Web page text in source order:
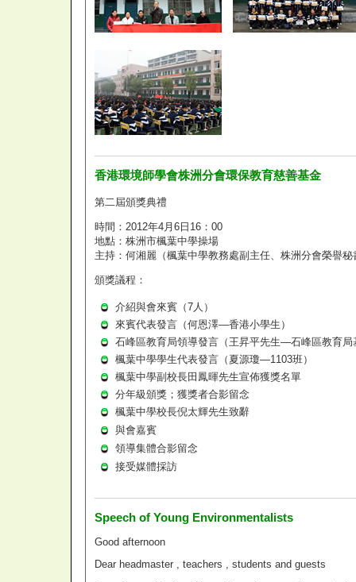
香港環境師學會株洲分會環保教育慈善基金
第二屆頒獎典禮
時間：2012年4月6日16：00
地點：株洲市楓葉中學操場
主持：何湘麗（楓葉中學教務處副主任、株洲分會榮譽秘
頒獎議程：
介紹與會來賓（7人）
來賓代表發言（何恩澤—香港小學生）
石峰區教育局領導發言（王昇平先生—石峰區教育局
楓葉中學學生代表發言（夏源瓊—1103班）
楓葉中學副校長田鳳暉先生宣佈獲獎名單
分年級頒獎；獲獎者合影留念
楓葉中學校長倪太輝先生致辭
與會嘉賓
領導集體合影留念
接受媒體採訪
Speech of Young Environmentalists
Good afternoon
Dear headmaster , teachers , students and guests